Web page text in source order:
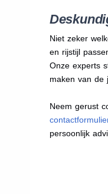
Niet zeker
en rijstijl
Onze experts
maken van de
Neem gerust
persoonlijk